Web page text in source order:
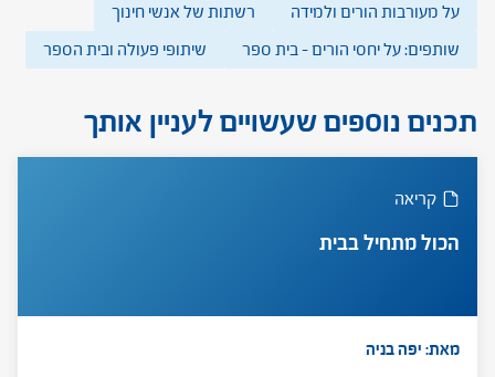
על מעורבות הורים ולמידה
רשתות של אנשי חינוך
שותפים: על יחסי הורים – בית ספר
שיתופי פעולה ובית הספר
תכנים נוספים שעשויים לעניין אותך
קריאה
הכול מתחיל בבית
מאת: יפה בניה